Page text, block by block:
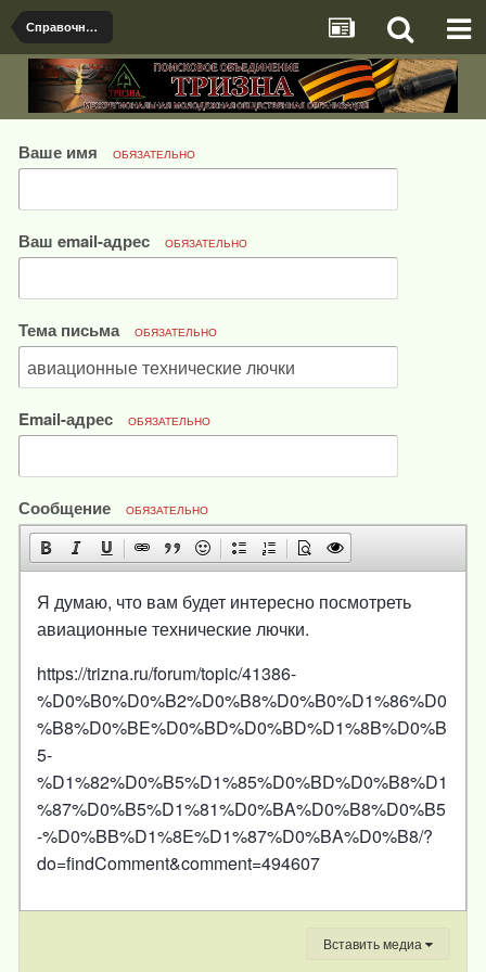
Справочная информация для определения самолётов и двигателей
Ваше имя ОБЯЗАТЕЛЬНО
Ваш email-адрес ОБЯЗАТЕЛЬНО
Тема письма ОБЯЗАТЕЛЬНО
Email-адрес ОБЯЗАТЕЛЬНО
Сообщение ОБЯЗАТЕЛЬНО
Я думаю, что вам будет интересно посмотреть
авиационные технические лючки.
https://trizna.ru/forum/topic/41386-
%D0%B0%D0%B2%D0%B8%D0%B0%D1%86%D0
%B8%D0%BE%D0%BD%D0%BD%D1%8B%D0%B
5-
%D1%82%D0%B5%D1%85%D0%BD%D0%B8%D1
%87%D0%B5%D1%81%D0%BA%D0%B8%D0%B5
-%D0%BB%D1%8E%D1%87%D0%BA%D0%B8/?
do=findComment&comment=494607
Вставить медиа